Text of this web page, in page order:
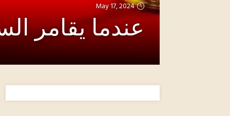
May 17, 2024
عندما يقامر